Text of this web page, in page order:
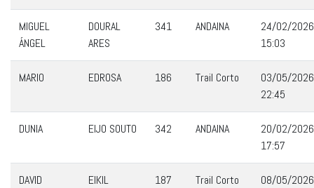
MIGUEL
ÁNGEL
DOURAL
ARES
341 ANDAINA
24/02/2026
15:03
MARIO EDROSA 186 Trail Corto
03/05/2026
22:45
DUNIA EIJO SOUTO 342 ANDAINA
20/02/2026
17:57
DAVID
EIKIL
187 Trail Corto
08/05/2026